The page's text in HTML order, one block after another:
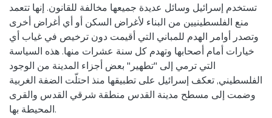
تستخدم إسرائيل وسائل عديدة جميعها مخالفة للقانون. إنها تتعمد
منع الفلسطينيين من البناء لأغراض السكن أو أي أغراض أخرى
وتصدر أوامر الهدم للمباني التي أقيمت دون ترخيص في غياب أي
خيارات أمام أصحابها وتهدم كل سنة عشرات منها. هذه السياسة
التي ترمي إلى "تطهير" بعض أجزاء المدينة من الوجود
الفلسطيني, تعكف إسرائيل على تطبيقها منذ احتلّت الضفة الغربية
وضمت إلى مسطح مدينة القدس منطقة شرقي القدس والقرى
المحيطة بها.